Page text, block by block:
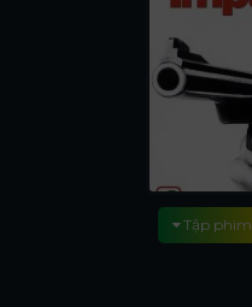
Tập phim